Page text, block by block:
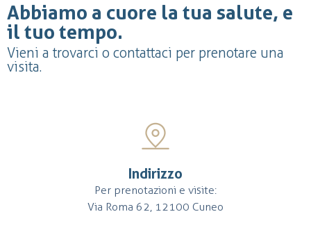
Abbiamo a cuore la tua salute, e
il tuo tempo.
Vieni a trovarci o contattaci per prenotare una
visita.
Indirizzo
Per prenotazioni e visite:
Via Roma 62, 12100 Cuneo